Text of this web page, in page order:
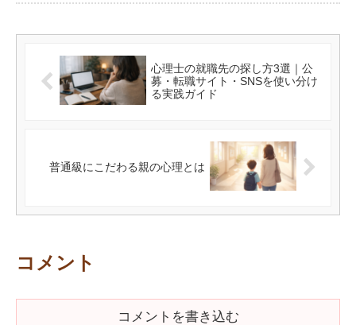
心理士の就職先の探し方3選｜公
募・転職サイト・SNSを使い分け
る実践ガイド
普通級にこだわる親の心理とは
コメント
コメントを書き込む